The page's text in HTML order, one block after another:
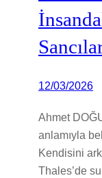
12/03/2026
Ahmet
anlamıyla
Kendisini
Thales’de